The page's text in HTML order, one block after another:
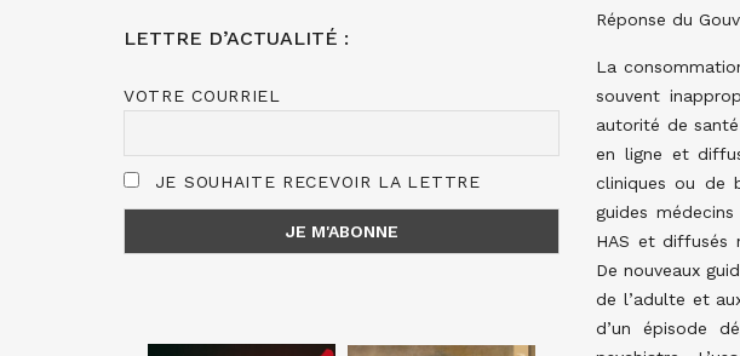
Réponse du
La
souvent
autorité de
en ligne et
cliniques ou de
guides
HAS et diffusés
De nouveaux
de l’adulte et
d’un épisode
LETTRE D’ACTUALITÉ :
VOTRE COURRIEL
JE SOUHAITE RECEVOIR LA LETTRE